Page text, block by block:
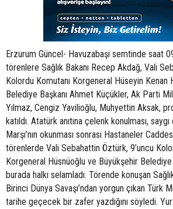
Erzurum Güncel- Havuzabaşı semtinde saat
törenlere Sağlık Bakanı Recep Akdağ, Vali
Kolordu Komutanı Korgeneral Hüseyin Kenan
Belediye Başkanı Ahmet Küçükler, Ak Parti
Yılmaz, Cengiz Yavilioğlu, Muhyettin Aksak,
katıldı. Atatürk anıtına çelenk konulması,
Marşı’nın okunması sonrası Hastaneler
törenlerde Vali Sebahattin Öztürk, 9’uncu
Korgeneral Hüsnüoğlu ve Büyükşehir Belediye
burada halkı selamladı. Törende konuşan
Birinci Dünya Savaşı’ndan yorgun çıkan Türk
tarihe geçecek bir zafer yazdığını söyledi.